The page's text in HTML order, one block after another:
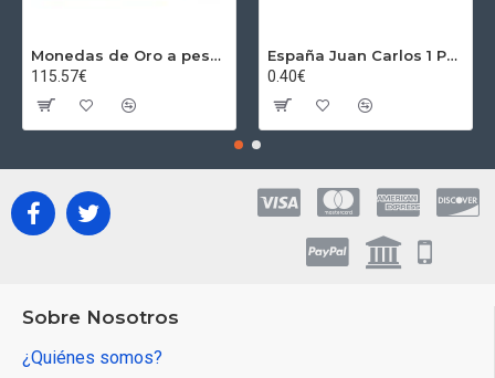
Monedas de Oro a peso por gramos al precio del día + 2,5% Au
115.57€
España Juan Carlos 1 Peseta JC 1989 Madrid ND
0.40€
Sobre Nosotros
¿Quiénes somos?